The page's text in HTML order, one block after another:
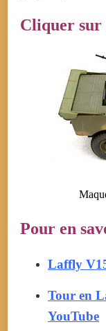
Cliquer sur
Pour en
Laffly
Tour en
YouTube